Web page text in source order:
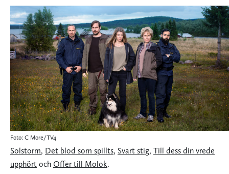
Foto: C More/TV4
Solstorm, Det blod som spillts, Svart stig, Till dess din vrede
upphört och Offer till Molok.